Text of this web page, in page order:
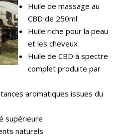
Huile de massage au
CBD de 250ml
Huile riche pour la peau
et les cheveux
Huile de CBD à spectre
complet produite par
aromatiques issues du
supérieure
naturels